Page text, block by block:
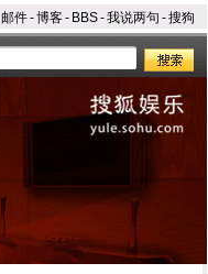
邮件-博客- BBS-我说两句 -搜狗